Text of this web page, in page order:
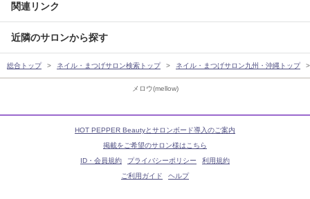
メロウ(mellow)
関連リンク
近隣のサロンから探す
総合トップ ネイル・まつげサロン検索トップ ネイル・まつげサロン九州・沖縄トップ
HOT PEPPER Beautyとサロンボード導入のご案内
掲載をご希望のサロン様はこちら
ID・会員規約
プライバシーポリシー
利用規約
ご利用ガイド
ヘルプ